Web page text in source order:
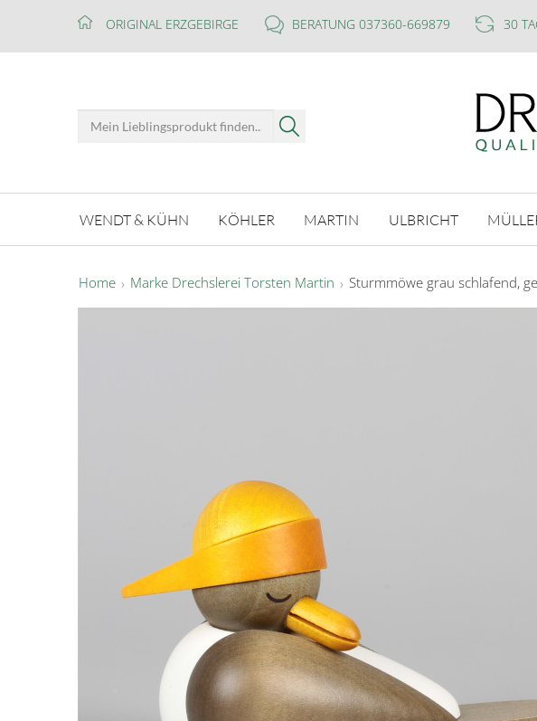
ORIGINAL ERZGEBIRGE BERATUNG 037360-669879 30
WENDT & KÜHN KÖHLER MARTIN ULBRICHT
Home Marke Drechslerei Torsten Martin Sturmmöwe grau schlafend,